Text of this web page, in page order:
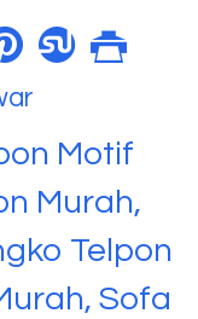
Motif
Murah,
Telpon
Sofa